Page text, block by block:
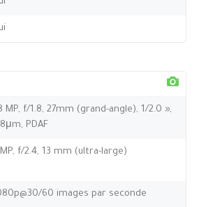
MP, f/1.8, 27mm (grand-angle), 1/2.0 »,
PDAF
f/2.4, 13 mm (ultra-large)
60 images par seconde